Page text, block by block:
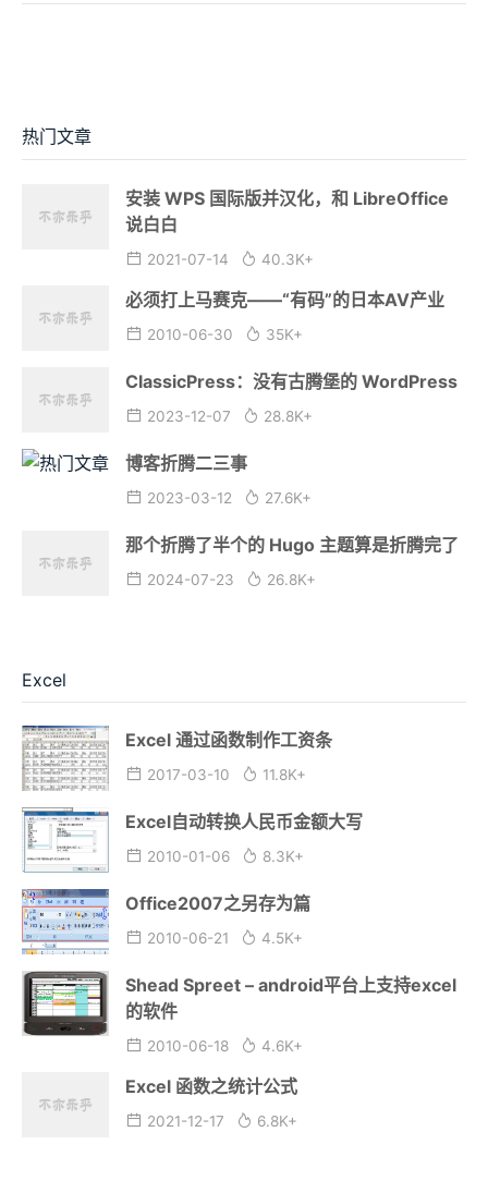
热门文章
安装 WPS 国际版并汉化，和 LibreOffice
说白白
2021-07-14 40.3K+
必须打上马赛克——“有码”的日本AV产业
2010-06-30 35K+
ClassicPress：没有古腾堡的 WordPress
2023-12-07 28.8K+
博客折腾二三事
2023-03-12 27.6K+
那个折腾了半个的 Hugo 主题算是折腾完了
2024-07-23 26.8K+
Excel
Excel 通过函数制作工资条
2017-03-10 11.8K+
Excel自动转换人民币金额大写
2010-01-06 8.3K+
Office2007之另存为篇
2010-06-21 4.5K+
Shead Spreet – android平台上支持excel
的软件
2010-06-18 4.6K+
Excel 函数之统计公式
2021-12-17 6.8K+